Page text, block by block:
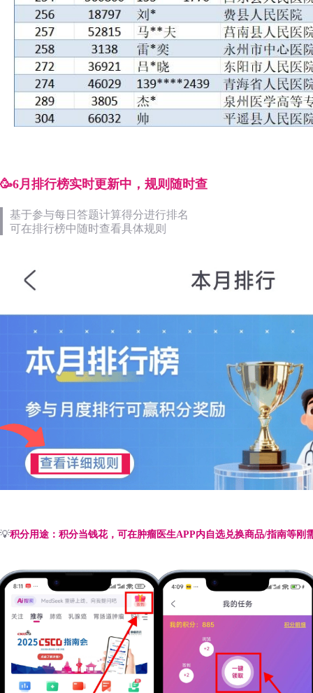
🥳6月排行榜实时更新中，规则随时查
基于参与每日答题计算得分进行排名
可在排行榜中随时查看具体规则
💡积分用途：积分当钱花，可在肿瘤医生APP内自选兑换商品/指南等刚